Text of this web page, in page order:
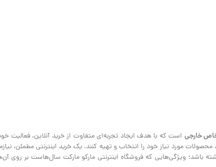
خارجی است که با هدف ایجاد تجربه‌ای متفاوت از خرید آنلاین، فعالیت
محصولات مورد نیاز خود را انتخاب و تهیه کنند. یک خرید اینترنتی مطمئن،
ویژگی‌هایی که فروشگاه اینترنتی مارکو مارکت سال‌هاست بر روی